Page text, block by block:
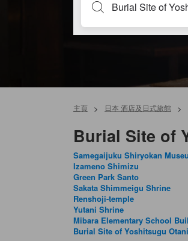
主頁 > 日本 酒店及日式旅館 >
Burial Site of
Samegaijuku Shiryokan
Izameno Shimizu
Green Park Santo
Sakata Shimmeigu Shrine
Renshoji-temple
Yutani Shrine
Mibara Elementary School
Burial Site of Yoshitsugu